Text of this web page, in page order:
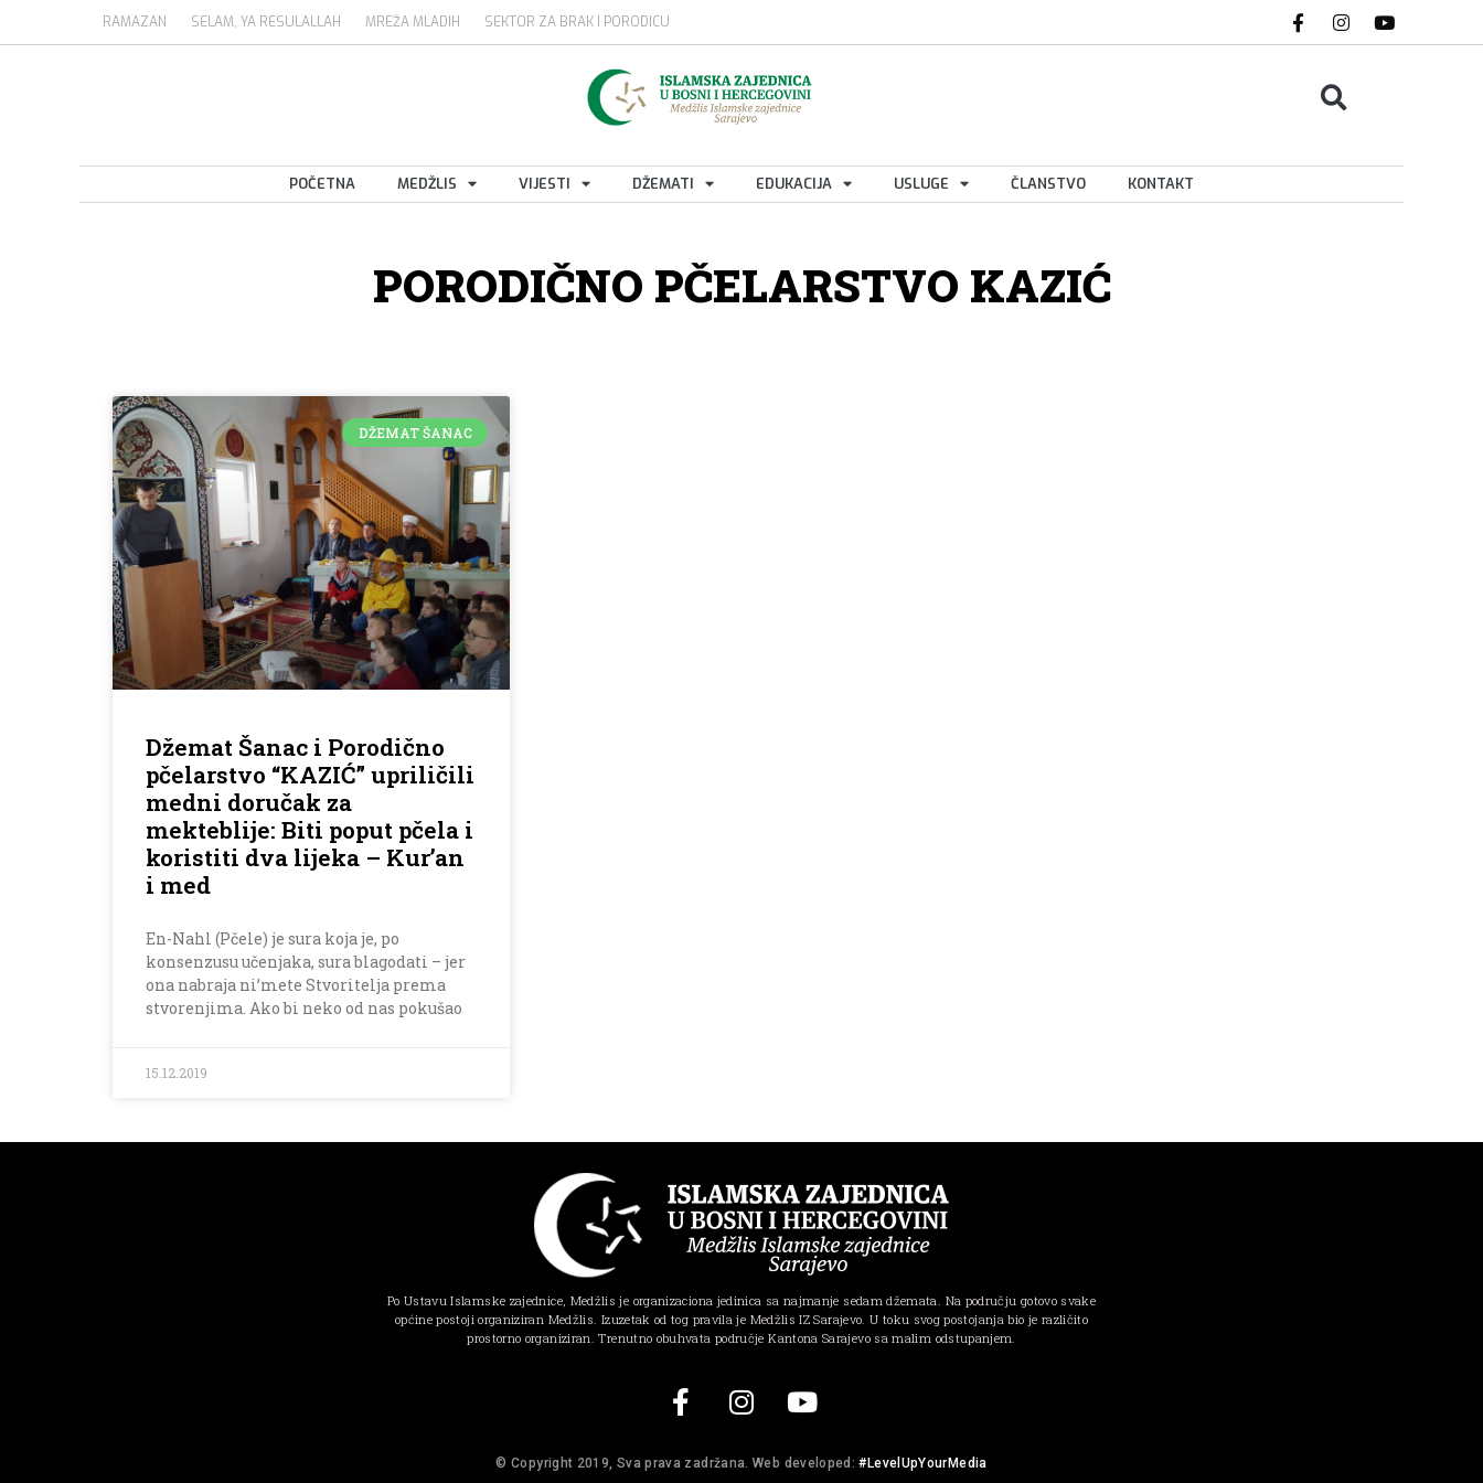
RAMAZAN SELAM, YA RESULALLAH MREŽA MLADIH SEKTOR ZA BRAK I PORODICU
POČETNA MEDŽLIS VIJESTI DŽEMATI EDUKACIJA USLUGE ČLANSTVO KONTAKT
PORODIČNO PČELARSTVO KAZIĆ
DŽEMAT ŠANAC
Džemat Šanac i Porodično
pčelarstvo “KAZIĆ” upriličili
medni doručak za
mekteblije: Biti poput pčela i
koristiti dva lijeka – Kur’an
i med
En-Nahl (Pčele) je sura koja je, po
konsenzusu učenjaka, sura blagodati – jer
ona nabraja ni’mete Stvoritelja prema
stvorenjima. Ako bi neko od nas pokušao
15.12.2019
Po Ustavu Islamske zajednice, Medžlis je organizaciona jedinica sa najmanje sedam džemata. Na području gotovo svake
općine postoji organiziran Medžlis. Izuzetak od tog pravila je Medžlis IZ Sarajevo. U toku svog postojanja bio je različito
prostorno organiziran. Trenutno obuhvata područje Kantona Sarajevo sa malim odstupanjem.
© Copyright 2019, Sva prava zadržana. Web developed:#LevelUpYourMedia